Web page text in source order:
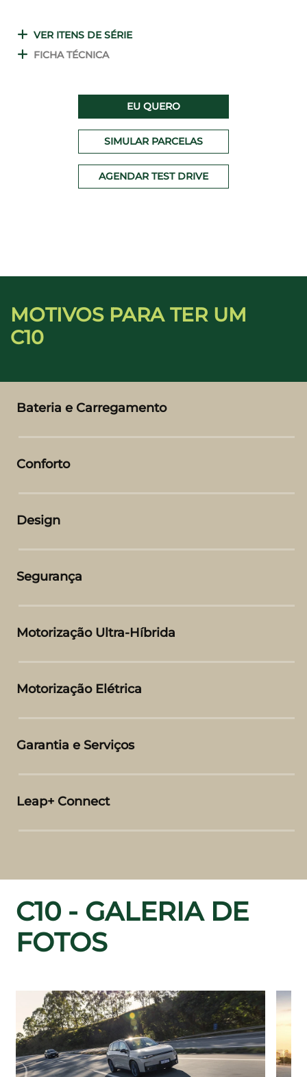
VER ITENS DE SÉRIE
FICHA TÉCNICA
EU QUERO
SIMULAR PARCELAS
AGENDAR TEST DRIVE
MOTIVOS PARA TER UM
C10
Bateria e Carregamento
Conforto
Design
Segurança
Motorização Ultra-Híbrida
Motorização Elétrica
Garantia e Serviços
Leap+ Connect
C10 - GALERIA DE
FOTOS